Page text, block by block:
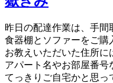
昨日の配達作業は、手間
食器棚とソファーをご購
お教えいただいた住所に
アパート名やお部屋番号
てっきりご自宅かと思っ